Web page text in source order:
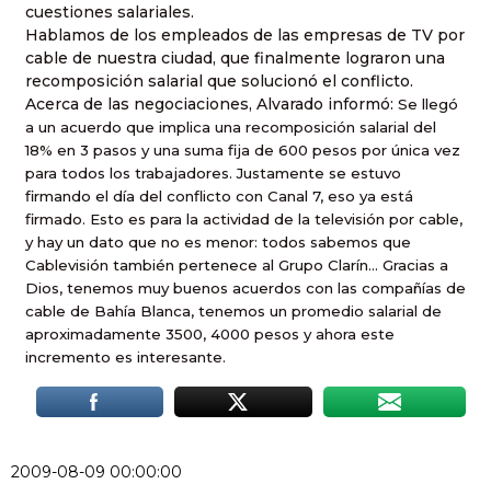
cuestiones salariales.
Hablamos de los empleados de las empresas de TV por
cable de nuestra ciudad, que finalmente lograron una
recomposición salarial que solucionó el conflicto.
Acerca de las negociaciones, Alvarado informó:  Se llegó
a un acuerdo que implica una recomposición salarial del
18% en 3 pasos y una suma fija de 600 pesos por única vez
para todos los trabajadores. Justamente se estuvo
firmando el día del conflicto con Canal 7, eso ya está
firmado. Esto es para la actividad de la televisión por cable,
y hay un dato que no es menor: todos sabemos que
Cablevisión también pertenece al Grupo Clarín… Gracias a
Dios, tenemos muy buenos acuerdos con las compañías de
cable de Bahía Blanca, tenemos un promedio salarial de
aproximadamente 3500, 4000 pesos y ahora este
incremento es interesante.
2009-08-09 00:00:00